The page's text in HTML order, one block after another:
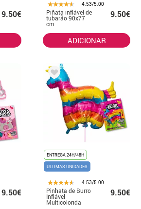
9.50€
4.53/5.00
Piñata inflável de
tubarão 90x77
cm
9.50€
ADICIONAR
9.50€
ENTREGA 24H/48H
ÚLTIMAS UNIDADES
4.53/5.00
Pinhata de Burro
Inflável
Multicolorida
9.50€